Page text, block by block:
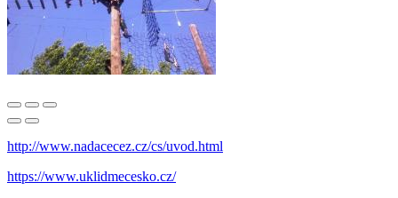
http://www.nadacecez.cz/cs/uvod.html
https://www.uklidmecesko.cz/